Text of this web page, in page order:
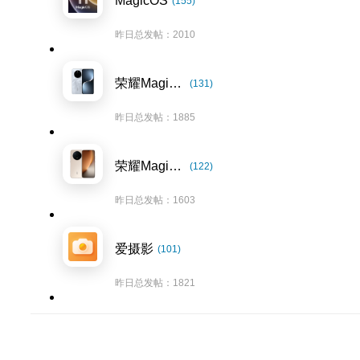
昨日总发帖：2010
荣耀Magic7系列 (131)
昨日总发帖：1885
荣耀Magic8系列 (122)
昨日总发帖：1603
爱摄影 (101)
昨日总发帖：1821